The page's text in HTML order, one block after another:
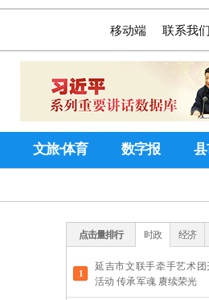
联系我们
移动端
文旅·体育 数字报
点击量排行 时政 经济
延吉市文联手牵手艺术
活动 传承军魂 赓续荣光